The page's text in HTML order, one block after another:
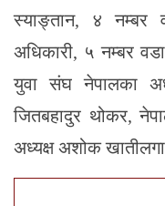
स्याङ्तान, ४ नम्बर
अधिकारी, ५ नम्बर
युवा संघ नेपालका
जितबहादुर थोकर,
अध्यक्ष अशोक